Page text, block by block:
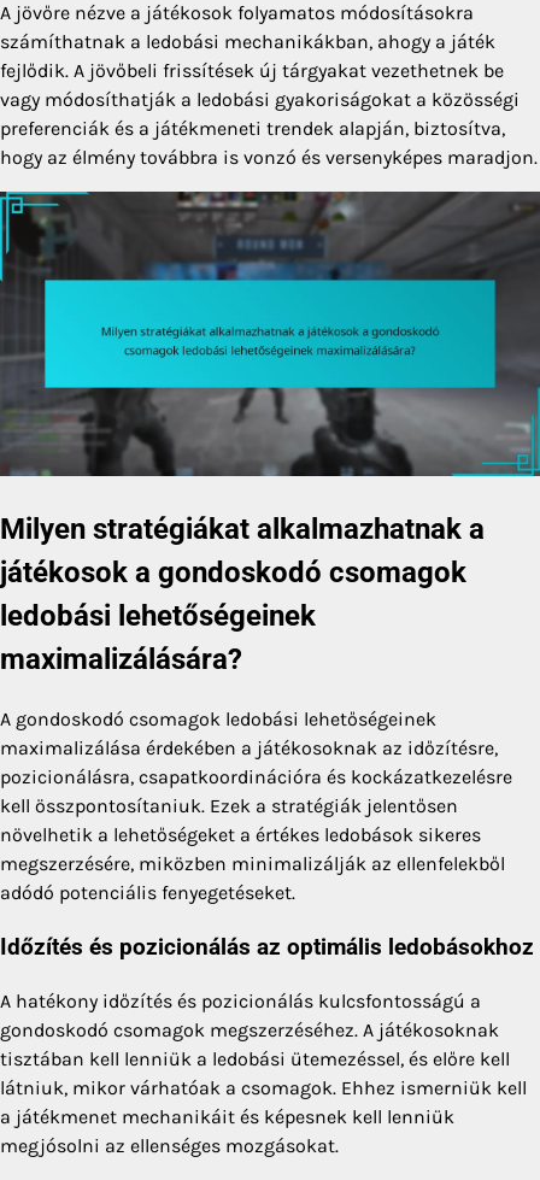
A jövőre nézve a játékosok folyamatos módosításokra
számíthatnak a ledobási mechanikákban, ahogy a játék
fejlődik. A jövőbeli frissítések új tárgyakat vezethetnek be
vagy módosíthatják a ledobási gyakoriságokat a közösségi
preferenciák és a játékmeneti trendek alapján, biztosítva,
hogy az élmény továbbra is vonzó és versenyképes maradjon.
Milyen stratégiákat alkalmazhatnak a
játékosok a gondoskodó csomagok
ledobási lehetőségeinek
maximalizálására?
A gondoskodó csomagok ledobási lehetőségeinek
maximalizálása érdekében a játékosoknak az időzítésre,
pozicionálásra, csapatkoordinációra és kockázatkezelésre
kell összpontosítaniuk. Ezek a stratégiák jelentősen
növelhetik a lehetőségeket a értékes ledobások sikeres
megszerzésére, miközben minimalizálják az ellenfelekből
adódó potenciális fenyegetéseket.
Időzítés és pozicionálás az optimális ledobásokhoz
A hatékony időzítés és pozicionálás kulcsfontosságú a
gondoskodó csomagok megszerzéséhez. A játékosoknak
tisztában kell lenniük a ledobási ütemezéssel, és előre kell
látniuk, mikor várhatóak a csomagok. Ehhez ismerniük kell
a játékmenet mechanikáit és képesnek kell lenniük
megjósolni az ellenséges mozgásokat.